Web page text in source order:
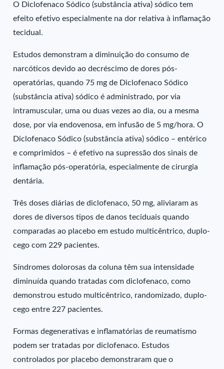
O Diclofenaco Sódico (substância ativa) sódico tem
efeito efetivo especialmente na dor relativa à inflamação
tecidual.
Estudos demonstram a diminuição do consumo de
narcóticos devido ao decréscimo de dores pós-
operatórias, quando 75 mg de Diclofenaco Sódico
(substância ativa) sódico é administrado, por via
intramuscular, uma ou duas vezes ao dia, ou a mesma
dose, por via endovenosa, em infusão de 5 mg/hora. O
Diclofenaco Sódico (substância ativa) sódico – entérico
e comprimidos – é efetivo na supressão dos sinais de
inflamação pós-operatória, especialmente de cirurgia
dentária.
Três doses diárias de diclofenaco, 50 mg, aliviaram as
dores de diversos tipos de danos teciduais quando
comparadas ao placebo em estudo multicêntrico, duplo-
cego com 229 pacientes.
Síndromes dolorosas da coluna têm sua intensidade
diminuída quando tratadas com diclofenaco, como
demonstrou estudo multicêntrico, randomizado, duplo-
cego entre 227 pacientes.
Formas degenerativas e inflamatórias de reumatismo
podem ser tratadas por diclofenaco. Estudos
controlados por placebo demonstraram que o